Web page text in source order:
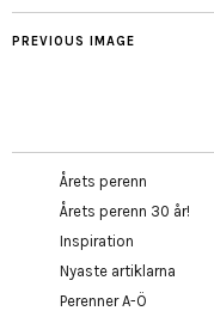
PREVIOUS IMAGE
Årets perenn
Årets perenn 30 år!
Inspiration
Nyaste artiklarna
Perenner A-Ö